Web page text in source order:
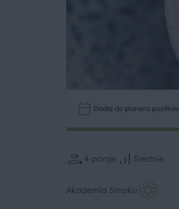
Dodaj do planera
4 porcje Średnie
Akademia Smaku